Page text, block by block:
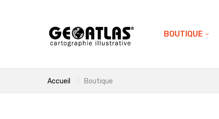
BOUTIQUE
Accueil Boutique